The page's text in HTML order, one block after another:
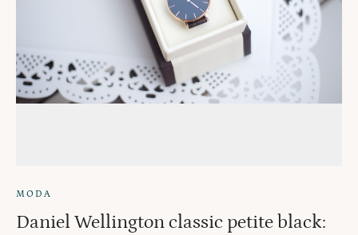
MODA
Daniel Wellington classic petite black: